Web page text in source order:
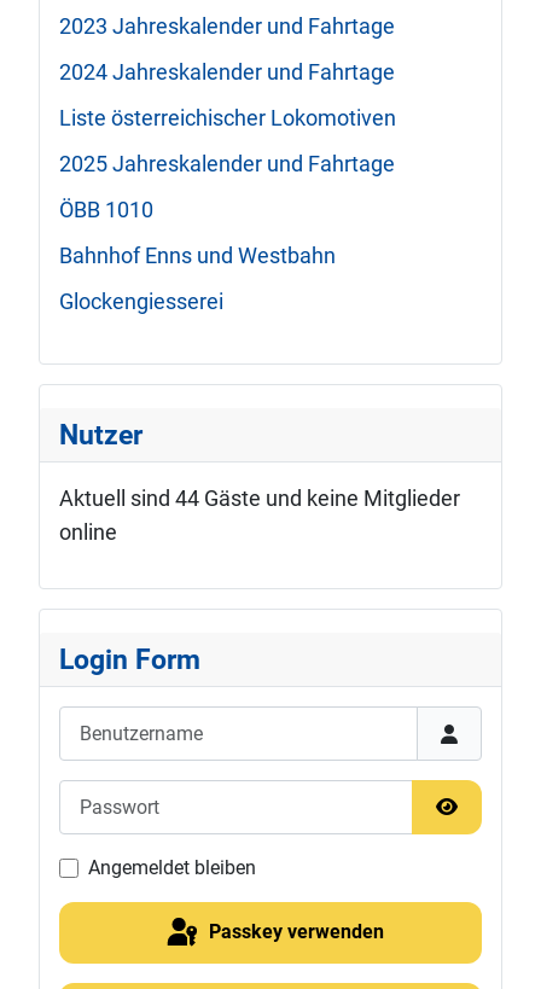
2023 Jahreskalender und Fahrtage
2024 Jahreskalender und Fahrtage
Liste österreichischer Lokomotiven
2025 Jahreskalender und Fahrtage
ÖBB 1010
Bahnhof Enns und Westbahn
Glockengiesserei
Nutzer
Aktuell sind 44 Gäste und keine Mitglieder
online
Login Form
Passwort
Angemeldet bleiben
Passkey verwenden